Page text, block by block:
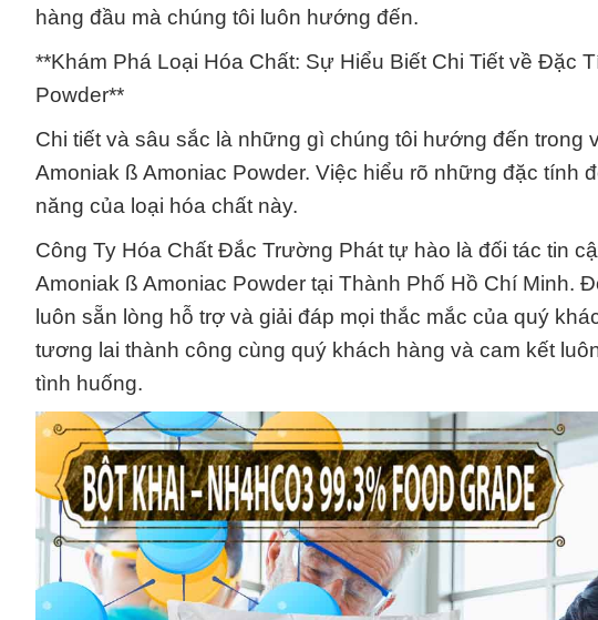
hàng đầu mà chúng tôi luôn hướng đến.
**Khám Phá Loại Hóa Chất: Sự Hiểu Biết Chi Tiết về Đặc
Powder**
Chi tiết và sâu sắc là những gì chúng tôi hướng đến trong
Amoniak ß Amoniac Powder. Việc hiểu rõ những đặc tính
năng của loại hóa chất này.
Công Ty Hóa Chất Đắc Trường Phát tự hào là đối tác tin
Amoniak ß Amoniac Powder tại Thành Phố Hồ Chí Minh.
luôn sẵn lòng hỗ trợ và giải đáp mọi thắc mắc của quý
tương lai thành công cùng quý khách hàng và cam kết
tình huống.